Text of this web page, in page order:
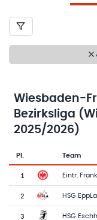
Wiesbaden-
Bezirksliga
2025/2026)
Tabelle mit
Pl.
Team-Logo
Team
1 Eintr.
2 HSG EppLa
3 HSG